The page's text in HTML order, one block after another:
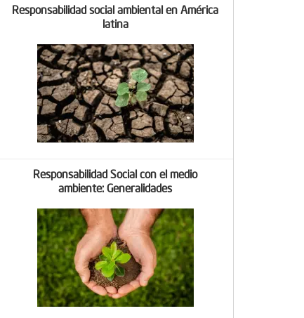
Responsabilidad social ambiental en América
latina
Responsabilidad Social con el medio
ambiente: Generalidades